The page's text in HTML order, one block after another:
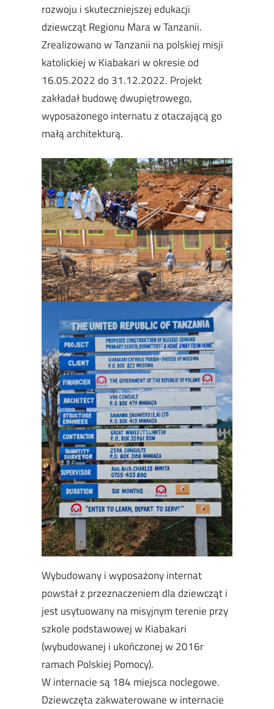
rozwoju i skuteczniejszej edukacji
dziewcząt Regionu Mara w Tanzanii.
Zrealizowano w Tanzanii na polskiej misji
katolickiej w Kiabakari w okresie od
16.05.2022 do 31.12.2022. Projekt
zakładał budowę dwupiętrowego,
wyposażonego internatu z otaczającą go
małą architekturą.
Wybudowany i wyposażony internat
powstał z przeznaczeniem dla dziewcząt i
jest usytuowany na misyjnym terenie przy
szkole podstawowej w Kiabakari
(wybudowanej i ukończonej w 2016r
ramach Polskiej Pomocy).
W internacie są 184 miejsca noclegowe.
Dziewczęta zakwaterowane w internacie